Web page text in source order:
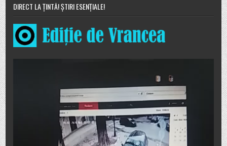
DIRECT LA ȚINTĂ! ȘTIRI ESENȚIALE!